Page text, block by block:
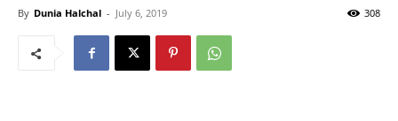
By Dunia Halchal - July 6, 2019 308